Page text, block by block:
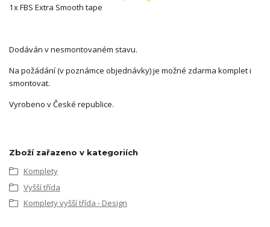
1x FBS Extra Smooth tape
Dodáván v nesmontovaném stavu.
Na požádání (v poznámce objednávky) je možné zdarma komplet i
smontovat.
Vyrobeno v České republice.
Zboží zařazeno v kategoriích
Komplety
Vyšší třída
Komplety vyšší třída - Design